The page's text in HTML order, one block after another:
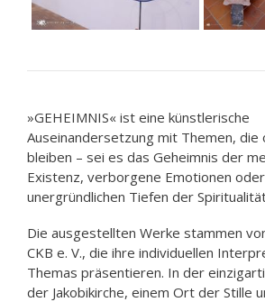
»GEHEIMNIS« ist eine künstlerische
Auseinandersetzung mit Themen, die
bleiben – sei es das Geheimnis der
Existenz, verborgene Emotionen
unergründlichen Tiefen der
Die ausgestellten Werke stammen
CKB e. V., die ihre individuellen
Themas präsentieren. In der
der Jakobikirche, einem Ort der Stille